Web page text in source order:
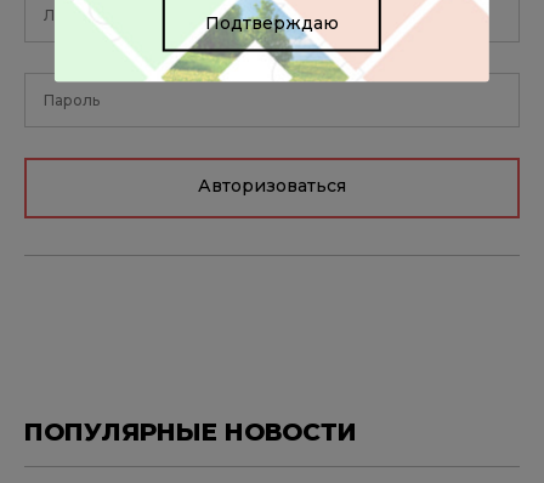
Авторизоваться
ПОПУЛЯРНЫЕ НОВОСТИ
Подтверждаю